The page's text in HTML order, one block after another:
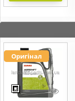
Оригінал